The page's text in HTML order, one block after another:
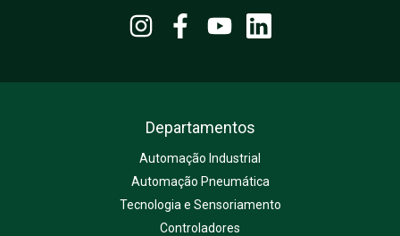
Departamentos
Automação Industrial
Automação Pneumática
Tecnologia e Sensoriamento
Controladores